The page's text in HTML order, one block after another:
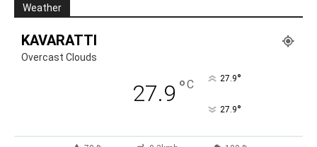
Weather
KAVARATTI
Overcast Clouds
27.9 °C 27.9°
27.9°